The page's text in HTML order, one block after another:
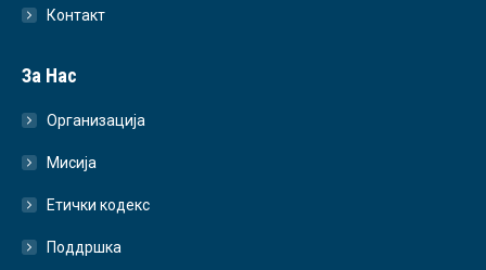
Контакт
За Нас
Организација
Мисија
Етички кодекс
Поддршка